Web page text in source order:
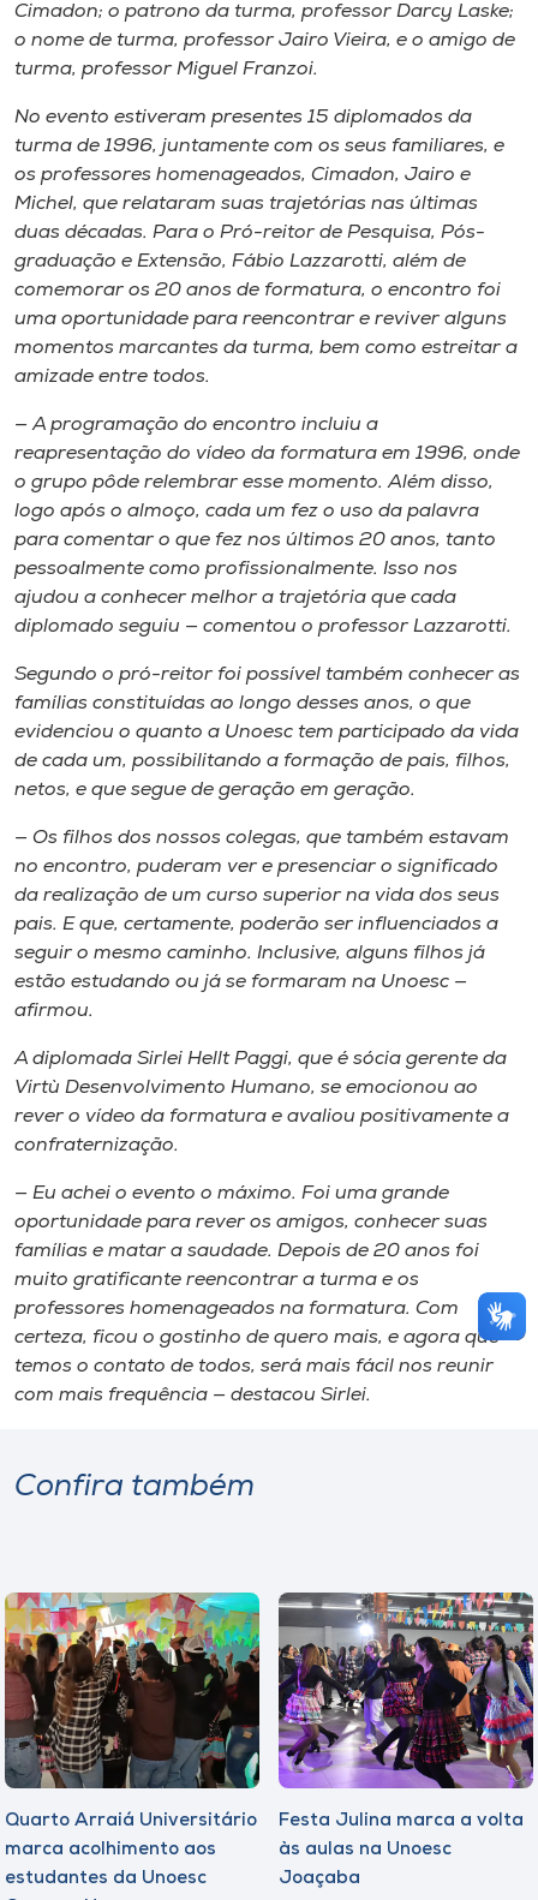
Cimadon; o patrono da turma, professor Darcy Laske;
o nome de turma, professor Jairo Vieira, e o amigo de
turma, professor Miguel Franzoi.
No evento estiveram presentes 15 diplomados da
turma de 1996, juntamente com os seus familiares, e
os professores homenageados, Cimadon, Jairo e
Michel, que relataram suas trajetórias nas últimas
duas décadas. Para o Pró-reitor de Pesquisa, Pós-
graduação e Extensão, Fábio Lazzarotti, além de
comemorar os 20 anos de formatura, o encontro foi
uma oportunidade para reencontrar e reviver alguns
momentos marcantes da turma, bem como estreitar a
amizade entre todos.
— A programação do encontro incluiu a
reapresentação do vídeo da formatura em 1996, onde
o grupo pôde relembrar esse momento. Além disso,
logo após o almoço, cada um fez o uso da palavra
para comentar o que fez nos últimos 20 anos, tanto
pessoalmente como profissionalmente. Isso nos
ajudou a conhecer melhor a trajetória que cada
diplomado seguiu — comentou o professor Lazzarotti.
Segundo o pró-reitor foi possível também conhecer as
famílias constituídas ao longo desses anos, o que
evidenciou o quanto a Unoesc tem participado da vida
de cada um, possibilitando a formação de pais, filhos,
netos, e que segue de geração em geração.
— Os filhos dos nossos colegas, que também estavam
no encontro, puderam ver e presenciar o significado
da realização de um curso superior na vida dos seus
pais. E que, certamente, poderão ser influenciados a
seguir o mesmo caminho. Inclusive, alguns filhos já
estão estudando ou já se formaram na Unoesc —
afirmou.
A diplomada Sirlei Hellt Paggi, que é sócia gerente da
Virtù Desenvolvimento Humano, se emocionou ao
rever o vídeo da formatura e avaliou positivamente a
confraternização.
— Eu achei o evento o máximo. Foi uma grande
oportunidade para rever os amigos, conhecer suas
famílias e matar a saudade. Depois de 20 anos foi
muito gratificante reencontrar a turma e os
professores homenageados na formatura. Com
certeza, ficou o gostinho de quero mais, e agora que
temos o contato de todos, será mais fácil nos reunir
com mais frequência — destacou Sirlei.
Confira também
Quarto Arraiá Universitário
marca acolhimento aos
estudantes da Unoesc
Festa Julina marca a volta
às aulas na Unoesc
Joaçaba